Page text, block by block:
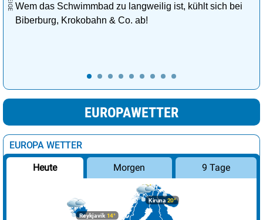
Wem das Schwimmbad zu langweilig ist, kühlt sich bei
Biberburg, Krokobahn & Co. ab!
EUROPAWETTER
EUROPA WETTER
Heute Morgen 9 Tage
Kiruna 20°
Reykjavik 14°